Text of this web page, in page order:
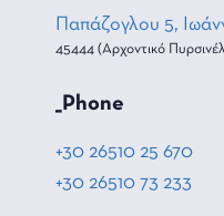
Παπάζογλου 5,
45444 (Αρχοντικό
_Phone
+30 26510 25 670
+30 26510 73 233